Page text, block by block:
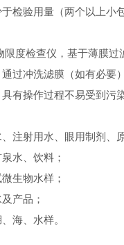
检验用量（两个以上小
限度检查仪，基于薄膜过
过冲洗滤膜（如有必要
有操作过程不易受到污
注射用水、眼用制剂、
水、饮料；
生物水样；
产品；
海、水样。